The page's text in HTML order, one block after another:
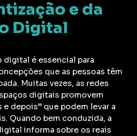
e da
Digital
é essencial para
que as pessoas têm
Muitas vezes, as redes
digitais promovem
e depois” que podem levar a
Quando bem conduzida, a
informa sobre os reais